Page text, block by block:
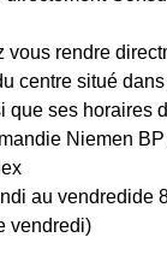
vous rendre
centre situé
que ses horaires
Niemen
au vendredide
vendredi)